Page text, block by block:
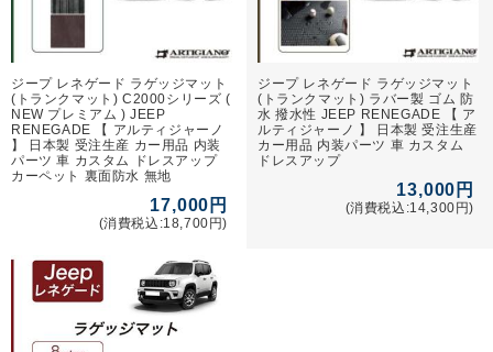
ジープ レネゲード ラゲッジマット
(トランクマット) C2000シリーズ (
NEW プレミアム ) JEEP
RENEGADE 【 アルティジャーノ
】 日本製 受注生産 カー用品 内装
パーツ 車 カスタム ドレスアップ
カーペット 裏面防水 無地
17,000円
(消費税込:18,700円)
ジープ レネゲード ラゲッジマット
(トランクマット) ラバー製 ゴム 防
水 撥水性 JEEP RENEGADE 【 ア
ルティジャーノ 】 日本製 受注生産
カー用品 内装パーツ 車 カスタム
ドレスアップ
13,000円
(消費税込:14,300円)